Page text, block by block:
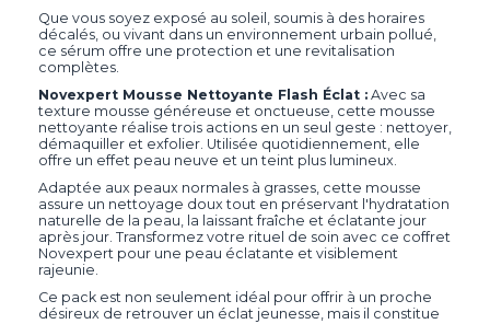
Que vous soyez exposé au soleil, soumis à des horaires
décalés, ou vivant dans un environnement urbain pollué,
ce sérum offre une protection et une revitalisation
complètes.
Novexpert Mousse Nettoyante Flash Éclat : Avec sa
texture mousse généreuse et onctueuse, cette mousse
nettoyante réalise trois actions en un seul geste : nettoyer,
démaquiller et exfolier. Utilisée quotidiennement, elle
offre un effet peau neuve et un teint plus lumineux.
Adaptée aux peaux normales à grasses, cette mousse
assure un nettoyage doux tout en préservant l'hydratation
naturelle de la peau, la laissant fraîche et éclatante jour
après jour. Transformez votre rituel de soin avec ce coffret
Novexpert pour une peau éclatante et visiblement
rajeunie.
Ce pack est non seulement idéal pour offrir à un proche
désireux de retrouver un éclat jeunesse, mais il constitue